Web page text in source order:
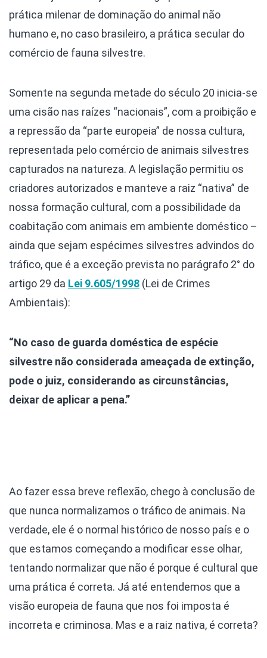
prática milenar de dominação do animal não
humano e, no caso brasileiro, a prática secular do
comércio de fauna silvestre.
Somente na segunda metade do século 20 inicia-se
uma cisão nas raízes “nacionais”, com a proibição e
a repressão da “parte europeia” de nossa cultura,
representada pelo comércio de animais silvestres
capturados na natureza. A legislação permitiu os
criadores autorizados e manteve a raiz “nativa” de
nossa formação cultural, com a possibilidade da
coabitação com animais em ambiente doméstico –
ainda que sejam espécimes silvestres advindos do
tráfico, que é a exceção prevista no parágrafo 2° do
artigo 29 da Lei 9.605/1998 (Lei de Crimes
Ambientais):
“No caso de guarda doméstica de espécie
silvestre não considerada ameaçada de extinção,
pode o juiz, considerando as circunstâncias,
deixar de aplicar a pena.”
Ao fazer essa breve reflexão, chego à conclusão de
que nunca normalizamos o tráfico de animais. Na
verdade, ele é o normal histórico de nosso país e o
que estamos começando a modificar esse olhar,
tentando normalizar que não é porque é cultural que
uma prática é correta. Já até entendemos que a
visão europeia de fauna que nos foi imposta é
incorreta e criminosa. Mas e a raiz nativa, é correta?